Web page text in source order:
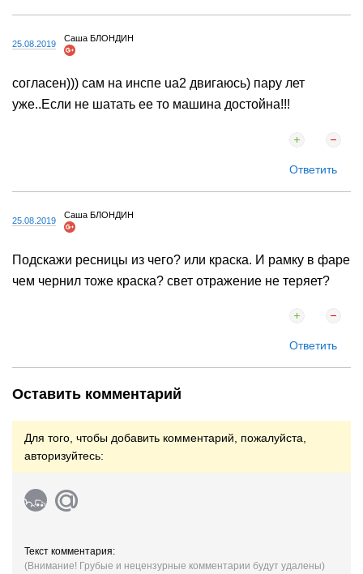
25.08.2019
Саша БЛОНДИН
согласен))) сам на инспе ua2 двигаюсь) пару лет
уже..Если не шатать ее то машина достойна!!!
Ответить
25.08.2019
Саша БЛОНДИН
Подскажи ресницы из чего? или краска. И рамку в фаре
чем чернил тоже краска? свет отражение не теряет?
Ответить
Оставить комментарий
Для того, чтобы добавить комментарий, пожалуйста,
авторизуйтесь:
Текст комментария:
(Внимание! Грубые и нецензурные комментарии будут удалены)